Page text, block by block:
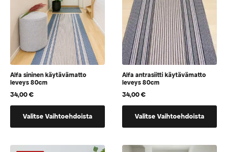
Alfa sininen käytävämatto
leveys 80cm
34,00€
Valitse Vaihtoehdoista
tuotteella
vaihtoehtoja,
Alfa antrasiitti käytävämatto
leveys 80cm
34,00€
Valitse Vaihtoehdoista
tuotteella
vaihtoehtoja,